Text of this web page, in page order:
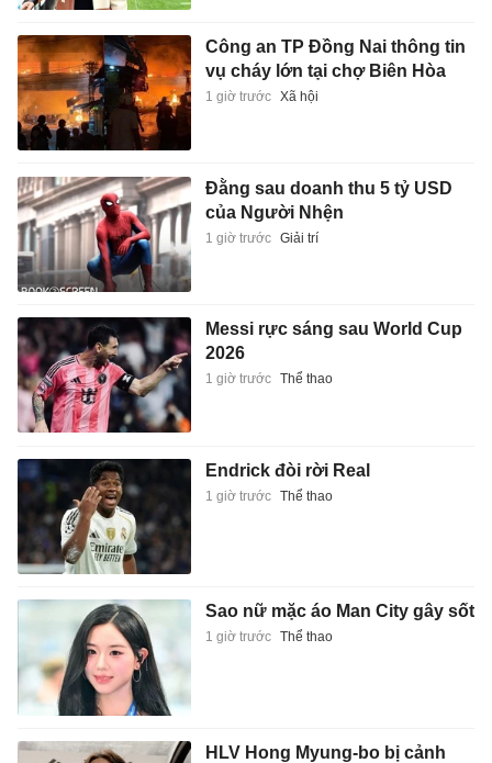
Công an TP Đồng Nai thông tin
vụ cháy lớn tại chợ Biên Hòa
1 giờ trước Xã hội
Đằng sau doanh thu 5 tỷ USD
của Người Nhện
1 giờ trước Giải trí
Messi rực sáng sau World Cup
2026
1 giờ trước Thể thao
Endrick đòi rời Real
1 giờ trước Thể thao
Sao nữ mặc áo Man City gây sốt
1 giờ trước Thể thao
HLV Hong Myung-bo bị cảnh